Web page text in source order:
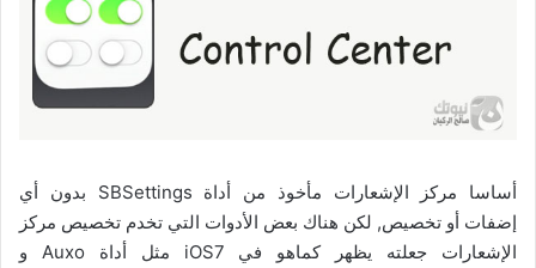
أساسا مركز الإشعارات مأخوذ من أداة SBSettings بدون أي
إضفات أو تخصيص, لكن هناك بعض الأدوات التي تخدم تخصيص مركز
الإشعارات جعلته يظهر كماهو في iOS7 مثل أداة Auxo و